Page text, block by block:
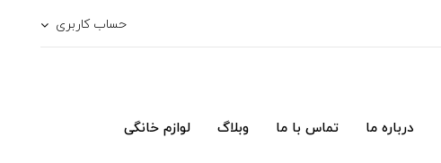
حساب کاربری
درباره ما تماس با ما وبلاگ لوازم خانگی